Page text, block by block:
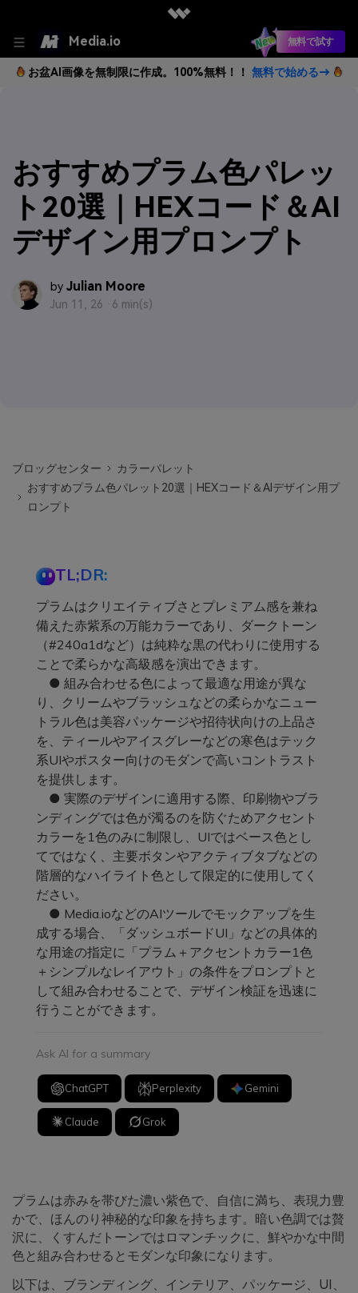
Media.io 無料で試す
お盆AI画像を無制限に作成。100%無料！！ 無料で始める→
おすすめプラム色パレッ
ト20選｜HEXコード＆AI
デザイン用プロンプト
by Julian Moore
Jun 11, 26 · 6 min(s)
ブロッグセンター
カラーパレット
おすすめプラム色パレット20選｜HEXコード＆AIデザイン用プ
ロンプト
TL;DR:
プラムはクリエイティブさとプレミアム感を兼ね
備えた赤紫系の万能カラーであり、ダークトーン
（#240a1dなど）は純粋な黒の代わりに使用する
ことで柔らかな高級感を演出できます。
● 組み合わせる色によって最適な用途が異な
り、クリームやブラッシュなどの柔らかなニュー
トラル色は美容パッケージや招待状向けの上品さ
を、ティールやアイスグレーなどの寒色はテック
系UIやポスター向けのモダンで高いコントラスト
を提供します。
● 実際のデザインに適用する際、印刷物やブラ
ンディングでは色が濁るのを防ぐためアクセント
カラーを1色のみに制限し、UIではベース色とし
てではなく、主要ボタンやアクティブタブなどの
階層的なハイライト色として限定的に使用してく
ださい。
● Media.ioなどのAIツールでモックアップを生
成する場合、「ダッシュボードUI」などの具体的
な用途の指定に「プラム＋アクセントカラー1色
＋シンプルなレイアウト」の条件をプロンプトと
して組み合わせることで、デザイン検証を迅速に
行うことができます。
Ask AI for a summary
ChatGPT Perplexity Gemini
Claude Grok
プラムは赤みを帯びた濃い紫色で、自信に満ち、表現力豊
かで、ほんのり神秘的な印象を持ちます。暗い色調では贅
沢に、くすんだトーンではロマンチックに、鮮やかな中間
色と組み合わせるとモダンな印象になります。
以下は、ブランディング、インテリア、パッケージ、UI、